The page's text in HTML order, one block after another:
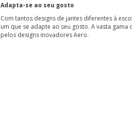
Adapta-se ao seu gosto
Com tantos designs de jantes diferentes à
um que se adapte ao seu gosto. A vasta
pelos designs inovadores Aero.